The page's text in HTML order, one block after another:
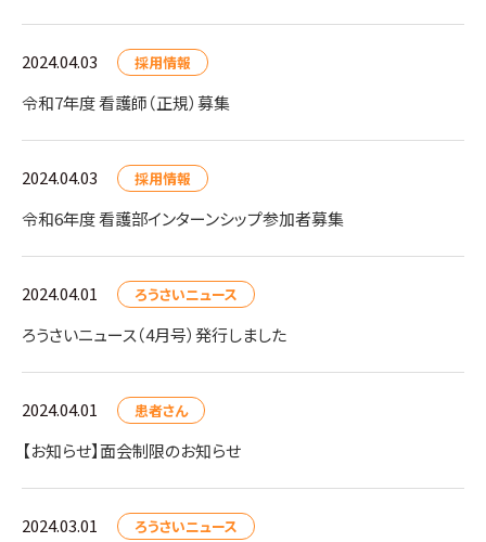
2024.04.03 採用情報
令和7年度 看護師（正規）募集
2024.04.03 採用情報
令和6年度 看護部インターンシップ参加者募集
2024.04.01 ろうさいニュース
ろうさいニュース（4月号）発行しました
2024.04.01 患者さん
【お知らせ】面会制限のお知らせ
2024.03.01 ろうさいニュース